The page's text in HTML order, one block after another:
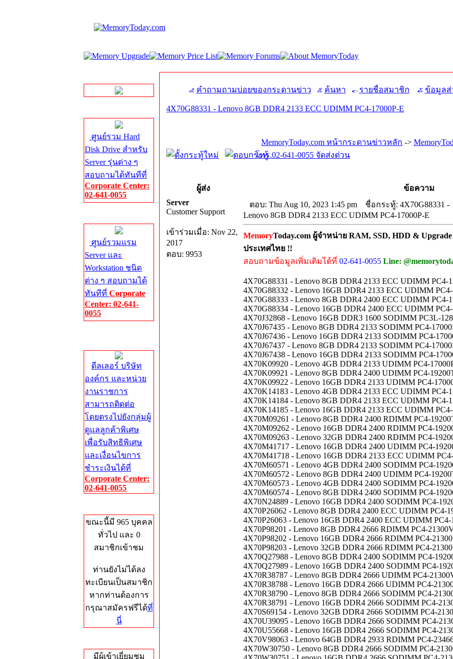
ศูนย์รวม Hard
Disk Drive สำหรับ
Server รุ่นต่าง ๆ
สอบถามได้ทันทีที่
Corporate Center:
02-641-0055
ศูนย์รวมแรม
Server และ
Workstation ชนิด
ต่าง ๆ สอบถามได้
ทันทีที่ Corporate
Center: 02-641-
0055
ดีลเลอร์ บริษัท
องค์กร และหน่วย
งานราชการ
สามารถติดต่อ
โดยตรงไปยังกลุ่มผู้
ดูแลลูกค้าพิเศษ
เพื่อรับสิทธิพิเศษ
และเงื่อนไขการ
ชำระเงินได้ที่
Corporate Center:
02-641-0055
ขณะนี้มี 965 บุคคล
ทั่วไป และ 0
สมาชิกเข้าชม
ท่านยังไม่ได้ลง
ทะเบียนเป็นสมาชิก
หากท่านต้องการ
กรุณาสมัครฟรีได้ที่
นี่
มีผู้เข้าเยี่ยมชม
คำถามถามบ่อยของกระดานข่าว ค้นหา รายชื่อสมาชิก ข้อมูลส่
4X70G88331 - Lenovo 8GB DDR4 2133 ECC UDIMM PC4-17000P-E
MemoryToday.com หน้ากระดานข่าวหลัก ->
โทร.02-641-0055 จัดส่งด่วน
ผู้ส่ง
ข้อความ
Server
Customer Support
เข้าร่วมเมื่อ: Nov 22,
2017
ตอบ: 9953
ตอบ: Thu Aug 10, 2023 1:45 pm
ชื่อกระทู้: 4X70G88331 -
Lenovo 8GB DDR4 2133 ECC UDIMM PC4-17000P-E
MemoryToday.com ผู้จำหน่าย RAM, SSD, HDD &
ประเทศไทย !!
สอบถามข้อมูลเพิ่มเติมได้ที่ 02-641-0055 Line:
4X70G88331 - Lenovo 8GB DDR4 2133 ECC UDIMM PC4-
4X70G88332 - Lenovo 16GB DDR4 2133 ECC UDIMM
4X70G88333 - Lenovo 8GB DDR4 2400 ECC UDIMM PC4-
4X70G88334 - Lenovo 16GB DDR4 2400 ECC UDIMM
4X70J32868 - Lenovo 16GB DDR3 1600 SODIMM PC3L-
4X70J67435 - Lenovo 8GB DDR4 2133 SODIMM PC4-
4X70J67436 - Lenovo 16GB DDR4 2133 SODIMM PC4-
4X70J67437 - Lenovo 8GB DDR4 2133 SODIMM PC4-
4X70J67438 - Lenovo 16GB DDR4 2133 SODIMM PC4-
4X70K09920 - Lenovo 4GB DDR4 2133 UDIMM PC4-
4X70K09921 - Lenovo 8GB DDR4 2400 UDIMM PC4-
4X70K09922 - Lenovo 16GB DDR4 2133 UDIMM PC4-
4X70K14183 - Lenovo 4GB DDR4 2133 ECC UDIMM PC4-
4X70K14184 - Lenovo 8GB DDR4 2133 ECC UDIMM PC4-
4X70K14185 - Lenovo 16GB DDR4 2133 ECC UDIMM
4X70M09261 - Lenovo 8GB DDR4 2400 RDIMM PC4-
4X70M09262 - Lenovo 16GB DDR4 2400 RDIMM PC4-
4X70M09263 - Lenovo 32GB DDR4 2400 RDIMM PC4-
4X70M41717 - Lenovo 16GB DDR4 2400 UDIMM PC4-
4X70M41718 - Lenovo 16GB DDR4 2133 ECC UDIMM
4X70M60571 - Lenovo 4GB DDR4 2400 SODIMM PC4-
4X70M60572 - Lenovo 8GB DDR4 2400 UDIMM PC4-
4X70M60573 - Lenovo 4GB DDR4 2400 SODIMM PC4-
4X70M60574 - Lenovo 8GB DDR4 2400 SODIMM PC4-
4X70N24889 - Lenovo 16GB DDR4 2400 SODIMM PC4-
4X70P26062 - Lenovo 8GB DDR4 2400 ECC UDIMM PC4-
4X70P26063 - Lenovo 16GB DDR4 2400 ECC UDIMM
4X70P98201 - Lenovo 8GB DDR4 2666 RDIMM PC4-
4X70P98202 - Lenovo 16GB DDR4 2666 RDIMM PC4-
4X70P98203 - Lenovo 32GB DDR4 2666 RDIMM PC4-
4X70Q27988 - Lenovo 8GB DDR4 2400 SODIMM PC4-
4X70Q27989 - Lenovo 16GB DDR4 2400 SODIMM PC4-
4X70R38787 - Lenovo 8GB DDR4 2666 UDIMM PC4-
4X70R38788 - Lenovo 16GB DDR4 2666 UDIMM PC4-
4X70R38790 - Lenovo 8GB DDR4 2666 SODIMM PC4-
4X70R38791 - Lenovo 16GB DDR4 2666 SODIMM PC4-
4X70S69154 - Lenovo 32GB DDR4 2666 SODIMM PC4-
4X70U39095 - Lenovo 16GB DDR4 2666 SODIMM PC4-
4X70U55668 - Lenovo 16GB DDR4 2666 SODIMM PC4-
4X70V98063 - Lenovo 64GB DDR4 2933 RDIMM PC4-
4X70W30750 - Lenovo 8GB DDR4 2666 SODIMM PC4-